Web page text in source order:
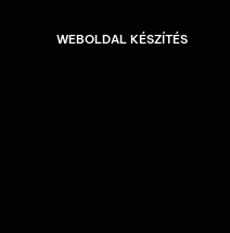
WEBOLDAL KÉSZÍTÉS